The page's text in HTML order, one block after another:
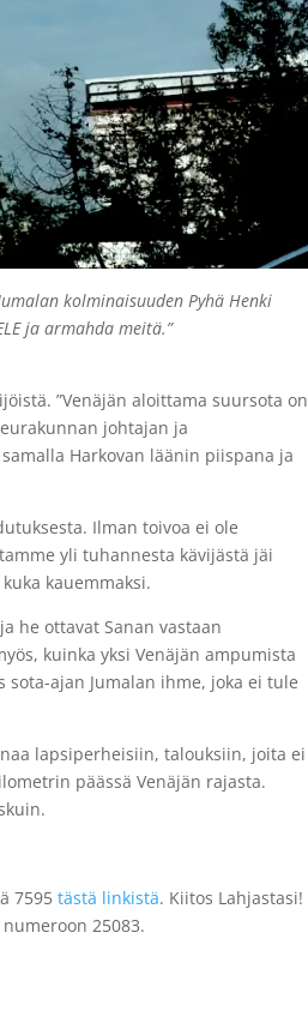
kolminaisuuden Pyhä Henki
ja armahda meitä.”
”Venäjän aloittama suursota on
johtajan ja
Harkovan läänin piispana ja
Ilman toivoa ei ole
yli tuhannesta kävijästä jäi
kauemmaksi.
he ottavat Sanan vastaan
kuinka yksi Venäjän ampumista
ajan Jumalan ihme, joka ei tule
lapsiperheisiin, talouksiin, joita ei
päässä Venäjän rajasta.
7595tästä linkistä. Kiitos Lahjastasi!
25083.